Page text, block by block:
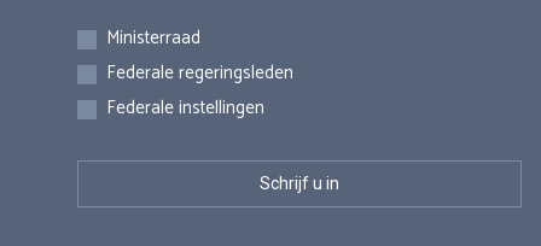
Inschrijvingen
Ministerraad
Federale regeringsleden
Federale instellingen